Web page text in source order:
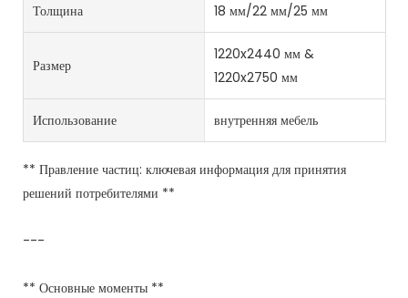
Толщина 18 мм/22 мм/25 мм
Размер
1220x2440 мм &
1220x2750 мм
Использование внутренняя мебель
** Правление частиц: ключевая информация для принятия
решений потребителями **
---
** Основные моменты **